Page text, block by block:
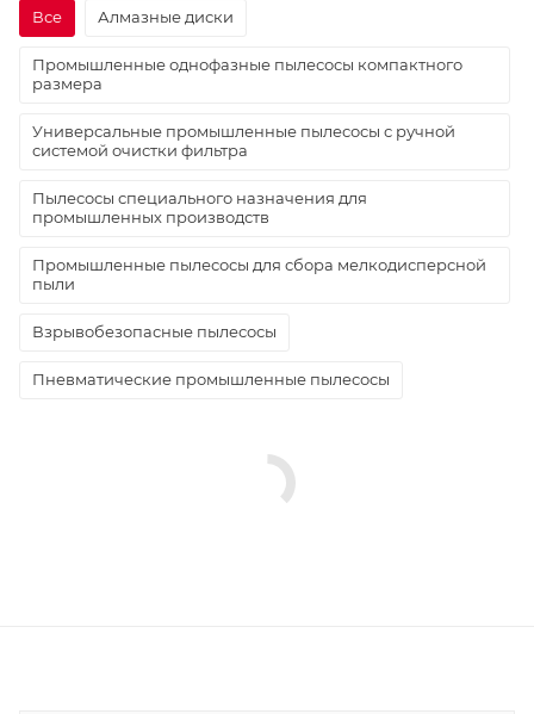
Все Алмазные диски
Промышленные однофазные пылесосы компактного
размера
Универсальные промышленные пылесосы с ручной
системой очистки фильтра
Пылесосы специального назначения для
промышленных производств
Промышленные пылесосы для сбора мелкодисперсной
пыли
Взрывобезопасные пылесосы
Пневматические промышленные пылесосы